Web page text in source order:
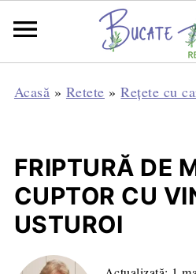
Acasă » Retete »Rețete cu
FRIPTURĂ DE
CUPTOR CU
USTUROI